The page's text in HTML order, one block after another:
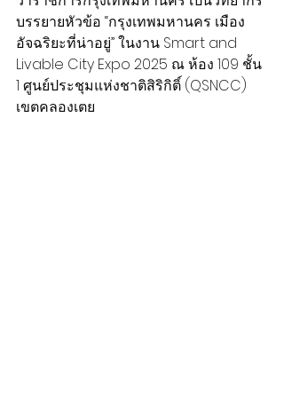
บรรยายหัวข้อ “กรุงเทพมหานคร เมือง
อัจฉริยะที่น่าอยู่” ในงาน Smart and
Livable City Expo 2025 ณ ห้อง 109 ชั้น
1 ศูนย์ประชุมแห่งชาติสิริกิติ์ (QSNCC)
เขตคลองเตย